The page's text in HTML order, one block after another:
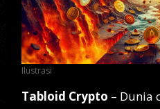
Ilustrasi
Tabloid Crypto – Dunia